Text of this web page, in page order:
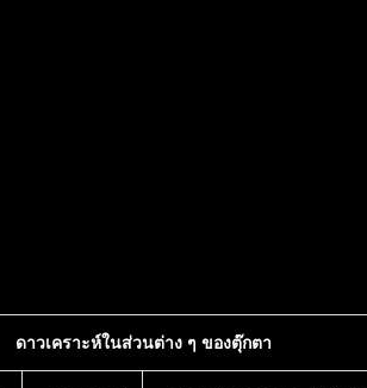
ดาวเคราะห์ในส่วนต่าง ๆ ของตุ๊กตา